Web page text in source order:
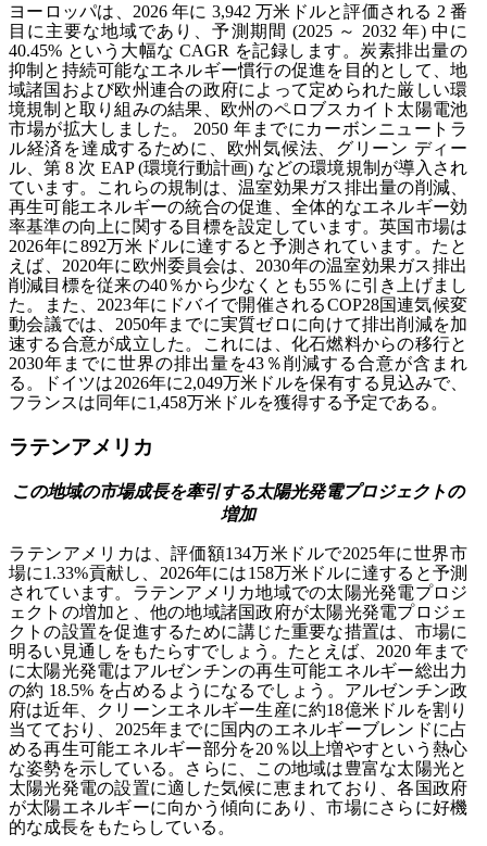
ヨーロッパは、2026 年に 3,942 万米ドルと評価される 2 番
目に主要な地域であり、予測期間 (2025 ～ 2032 年) 中に
40.45% という大幅な CAGR を記録します。炭素排出量の
抑制と持続可能なエネルギー慣行の促進を目的として、地
域諸国および欧州連合の政府によって定められた厳しい環
境規制と取り組みの結果、欧州のペロブスカイト太陽電池
市場が拡大しました。 2050 年までにカーボンニュートラ
ル経済を達成するために、欧州気候法、グリーン ディー
ル、第 8 次 EAP (環境行動計画) などの環境規制が導入され
ています。これらの規制は、温室効果ガス排出量の削減、
再生可能エネルギーの統合の促進、全体的なエネルギー効
率基準の向上に関する目標を設定しています。英国市場は
2026年に892万米ドルに達すると予測されています。たと
えば、2020年に欧州委員会は、2030年の温室効果ガス排出
削減目標を従来の40％から少なくとも55％に引き上げまし
た。また、2023年にドバイで開催されるCOP28国連気候変
動会議では、2050年までに実質ゼロに向けて排出削減を加
速する合意が成立した。これには、化石燃料からの移行と
2030年までに世界の排出量を43％削減する合意が含まれ
る。ドイツは2026年に2,049万米ドルを保有する見込みで、
フランスは同年に1,458万米ドルを獲得する予定である。
ラテンアメリカ
この地域の市場成長を牽引する太陽光発電プロジェクトの
増加
ラテンアメリカは、評価額134万米ドルで2025年に世界市
場に1.33%貢献し、2026年には158万米ドルに達すると予測
されています。ラテンアメリカ地域での太陽光発電プロジ
ェクトの増加と、他の地域諸国政府が太陽光発電プロジェ
クトの設置を促進するために講じた重要な措置は、市場に
明るい見通しをもたらすでしょう。たとえば、2020 年まで
に太陽光発電はアルゼンチンの再生可能エネルギー総出力
の約 18.5% を占めるようになるでしょう。アルゼンチン政
府は近年、クリーンエネルギー生産に約18億米ドルを割り
当てており、2025年までに国内のエネルギーブレンドに占
める再生可能エネルギー部分を20％以上増やすという熱心
な姿勢を示している。さらに、この地域は豊富な太陽光と
太陽光発電の設置に適した気候に恵まれており、各国政府
が太陽エネルギーに向かう傾向にあり、市場にさらに好機
的な成長をもたらしている。